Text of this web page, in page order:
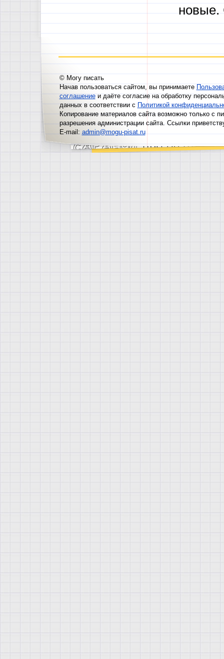
новые.
© Могу писать
Начав пользоваться сайтом, вы принимаете
соглашениеи даёте согласие на обработку
данных в соответствии сПолитикой
Копирование материалов сайта возможно только с
разрешения администрации сайта. Ссылки
E-mail:admin@mogu-pisat.ru